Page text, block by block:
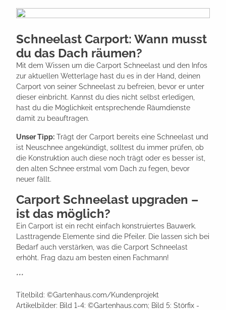
Schneelast Carport: Wann musst
du das Dach räumen?
Mit dem Wissen um die Carport Schneelast und den Infos
zur aktuellen Wetterlage hast du es in der Hand, deinen
Carport von seiner Schneelast zu befreien, bevor er unter
dieser einbricht. Kannst du dies nicht selbst erledigen,
hast du die Möglichkeit entsprechende Räumdienste
damit zu beauftragen.
Unser Tipp: Trägt der Carport bereits eine Schneelast und
ist Neuschnee angekündigt, solltest du immer prüfen, ob
die Konstruktion auch diese noch trägt oder es besser ist,
den alten Schnee erstmal vom Dach zu fegen, bevor
neuer fällt.
Carport Schneelast upgraden –
ist das möglich?
Ein Carport ist ein recht einfach konstruiertes Bauwerk.
Lasttragende Elemente sind die Pfeiler. Die lassen sich bei
Bedarf auch verstärken, was die Carport Schneelast
erhöht. Frag dazu am besten einen Fachmann!
***
Titelbild: ©Gartenhaus.com/Kundenprojekt
Artikelbilder: Bild 1-4: ©Gartenhaus.com; Bild 5: Störfix -